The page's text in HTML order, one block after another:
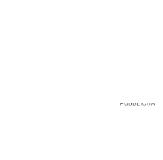
Per il talento ceco dunque si
,
di Corso Vittorio Emanuele che